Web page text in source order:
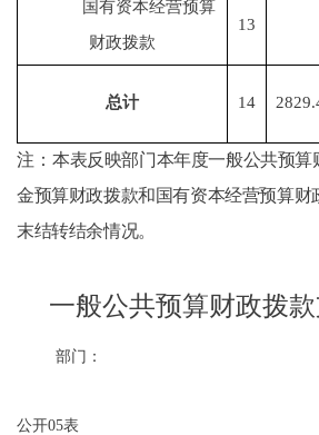
国有资本经营预算
财政拨款
13
总计 14
注： 本表反映部门本年度一般公共预算
金预算财政拨款和国有资本经营预算财
末结转结余情况。
一般公共预算财政拨
部门：
公开05表